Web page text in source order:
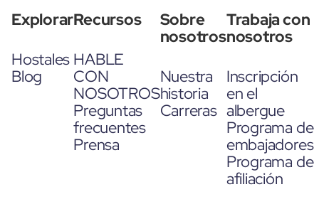
Explorar
Hostales
Blog
Recursos
HABLE
CON
NOSOTROS
Preguntas
frecuentes
Prensa
Sobre
nosotros
Nuestra
historia
Carreras
Trabaja con
nosotros
Inscripción
en el
albergue
Programa de
embajadores
Programa de
afiliación